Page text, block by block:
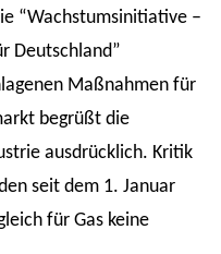
“Wachstumsinitiative –
Deutschland”
Maßnahmen für
begrüßt die
ausdrücklich. Kritik
seit dem 1. Januar
für Gas keine